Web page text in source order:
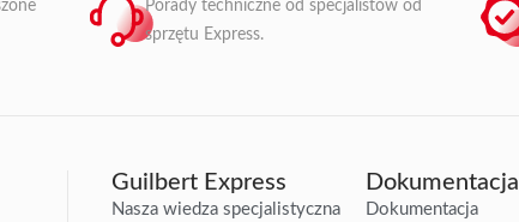
Porady techniczne od specjalistów od
sprzętu Express.
Guilbert Express
Nasza wiedza specjalistyczna
Dokumentacja
Dokumentacja